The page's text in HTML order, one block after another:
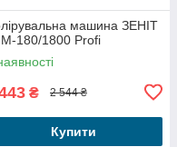
машина ЗЕНІТ
180/1800 Profi
₴ 2 544 ₴
Купити